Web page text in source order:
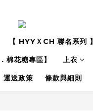
【 HYYＸCH 聯名系列 】
棉花糖專區】 上衣
運送政策 條款與細則